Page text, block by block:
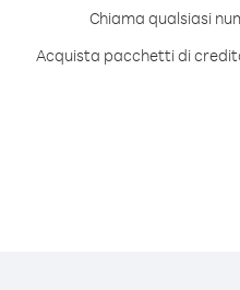
Chiama qualsiasi
Acquista pacchetti di